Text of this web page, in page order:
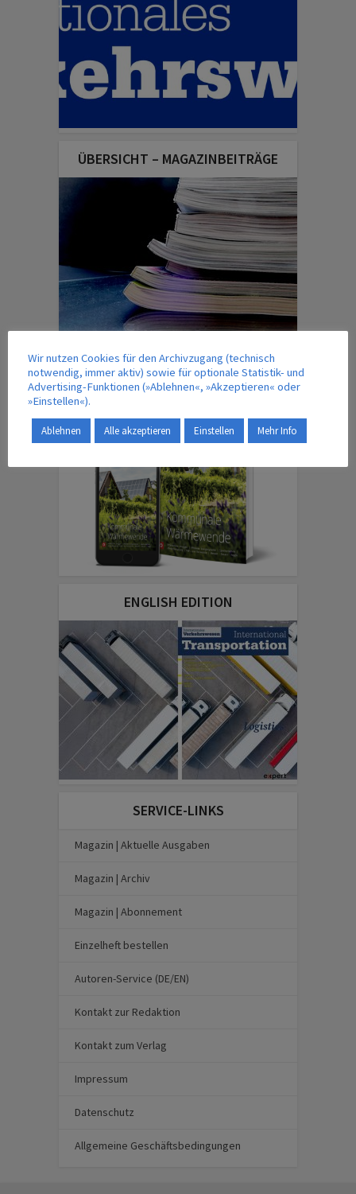
ÜBERSICHT – MAGAZINBEITRÄGE
IM VERLAG ERSCHEINT AUCH …
ENGLISH EDITION
SERVICE-LINKS
Magazin | Aktuelle Ausgaben
Magazin | Archiv
Magazin | Abonnement
Einzelheft bestellen
Autoren-Service (DE/EN)
Kontakt zur Redaktion
Kontakt zum Verlag
Impressum
Datenschutz
Allgemeine Geschäftsbedingungen
Wir nutzen Cookies für den Archivzugang (technisch
notwendig, immer aktiv) sowie für optionale Statistik- und
Advertising-Funktionen (»Ablehnen«, »Akzeptieren« oder
»Einstellen«).
Ablehnen Alle akzeptieren Einstellen Mehr Info